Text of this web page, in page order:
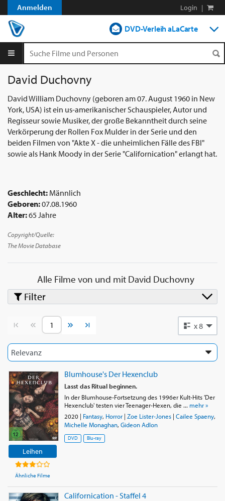
Anmelden Login |
DVD-Verleih aLaCarte
Shop
Blog
David Duchovny
David William Duchovny (geboren am 07. August 1960 in New
York, USA) ist ein us-amerikanischer Schauspieler, Autor und
Regisseur sowie Musiker, der große Bekanntheit durch seine
Verkörperung der Rollen Fox Mulder in der Serie und den
beiden Filmen von "Akte X - die unheimlichen Fälle des FBI"
sowie als Hank Moody in der Serie "Californication" erlangt hat.
Geschlecht: Männlich
Geboren:07.08.1960
Alter:65 Jahre
Copyright/Quelle:
The Movie Database
Alle Filme von und mitDavid Duchovny
Vorherige SeiteNächste Seite x 8
Leihen
Ähnliche Filme
Blumhouse's Der Hexenclub
Lasst das Ritual beginnen.
In der Blumhouse-Fortsetzung des 1996er Kult-Hits 'Der
Hexenclub' testen vier Teenager-Hexen, die ... mehr »
2020| Fantasy, Horror| Zoe Lister-Jones| Cailee Spaeny,
Michelle Monaghan, Gideon Adlon
DVD Blu-ray
Californication - Staffel 4
Filter